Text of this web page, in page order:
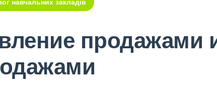
продажами